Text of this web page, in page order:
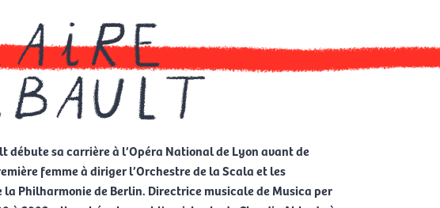
débute sa carrière à l’Opéra National de Lyon avant de
femme à diriger l’Orchestre de la Scala et les
la Philharmonie de Berlin. Directrice musicale de Musica per